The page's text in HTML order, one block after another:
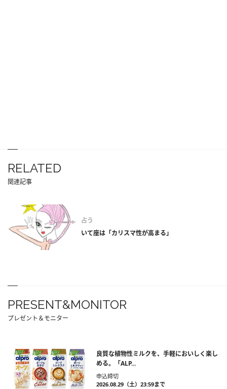
RELATED
関連記事
占う
いて座は「カリスマ性が高まる」
PRESENT&MONITOR
プレゼント＆モニター
良質な植物性ミルクを、手軽においしく楽し
める。「ALP...
申込締切
2026.08.29（土）23:59まで